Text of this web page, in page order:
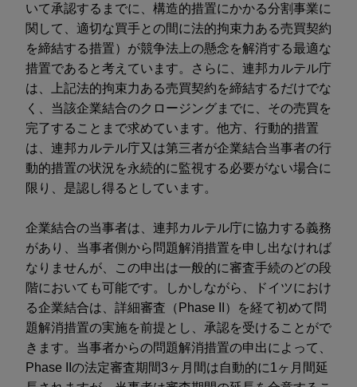
いて承認するまでに、構造的措置にかかる分割事業に
関して、適切な買手との間に法的拘束力ある売買契約
を締結する措置）が競争法上の懸念を解消する最適な
措置であると考えています。さらに、連邦カルテル庁
は、上記法的拘束力ある売買契約を締結するだけでな
く、当該企業結合のクロージングまでに、その売買を
完了することまで求めています。他方、行動的措置
は、連邦カルテル庁又は第三者が企業結合当事者の行
動的措置の状況を永続的に監視する必要がない場合に
限り、是認し得るとしています。
企業結合の当事者は、連邦カルテル庁に協力する義務
があり、当事者側から問題解消措置を申し出なければ
なりませんが、この申出は一般的に審査手続のどの段
階においても可能です。しかしながら、ドイツにおけ
る企業結合は、詳細審査（Phase II）を経て初めて問
題解消措置の実施を前提とし、承認を受けることがで
きます。当事者からの問題解消措置の申出によって、
Phase IIの法定審査期間3ヶ月間は自動的に1ヶ月間延